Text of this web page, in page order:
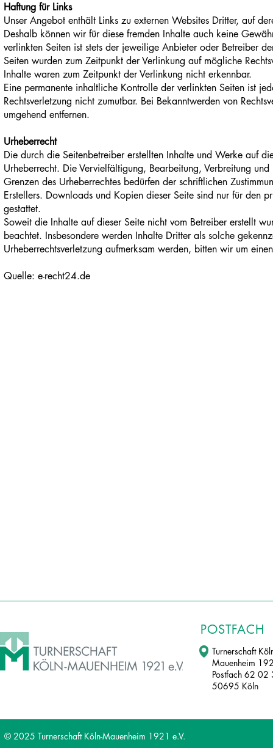
Haftung für Links
Unser Angebot enthält Links zu externen Websites Dritter, auf
Deshalb können wir für diese fremden Inhalte auch keine
verlinkten Seiten ist stets der jeweilige Anbieter oder Betreiber
Seiten wurden zum Zeitpunkt der Verlinkung auf mögliche
Inhalte waren zum Zeitpunkt der Verlinkung nicht erkennbar.
Eine permanente inhaltliche Kontrolle der verlinkten Seiten ist
Rechtsverletzung nicht zumutbar. Bei Bekanntwerden von
umgehend entfernen.
Urheberrecht
Die durch die Seitenbetreiber erstellten Inhalte und Werke auf
Urheberrecht. Die Vervielfältigung, Bearbeitung, Verbreitung
Grenzen des Urheberrechtes bedürfen der schriftlichen
Erstellers. Downloads und Kopien dieser Seite sind nur für den
gestattet.
Soweit die Inhalte auf dieser Seite nicht vom Betreiber erstellt
beachtet. Insbesondere werden Inhalte Dritter als solche
Urheberrechtsverletzung aufmerksam werden, bitten wir um
Quelle: e-recht24.de
POSTFACH
Turnerschaft
Mauenheim
Postfach 62 02
50695 Köln
© 2025 Turnerschaft Köln-Mauenheim 1921 e.V.